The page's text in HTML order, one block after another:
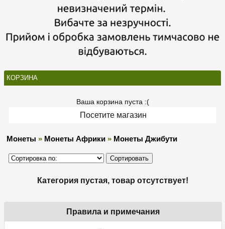
КОРЗИНА
Ваша корзина пуста :(
Посетите магазин
Монеты » Монеты Африки » Монеты Джибути
Категория пустая, товар отсутствует!
Правила и примечания